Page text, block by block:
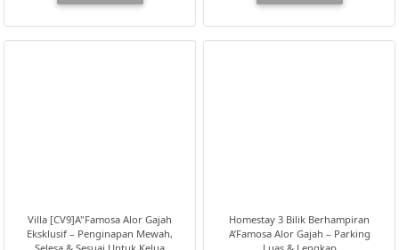
Villa [CV9]A"Famosa Alor Gajah
Eksklusif – Penginapan Mewah,
Homestay 3 Bilik Berhampiran
A’Famosa Alor Gajah – Parking